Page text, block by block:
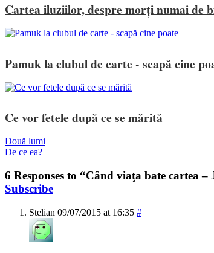
Cartea iluziilor, despre morți numai de
Pamuk la clubul de carte - scapă cine
Ce vor fetele după ce se mărită
Două lumi
De ce ea?
6 Responses to “Când viaţa bate cartea
Subscribe
Stelian 09/07/2015 at 16:35 #